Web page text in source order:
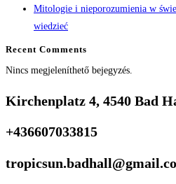
Mitologie i nieporozumienia w
wiedzieć
Recent Comments
Nincs megjeleníthető bejegyzés.
Kirchenplatz 4, 4540 Bad
+436607033815